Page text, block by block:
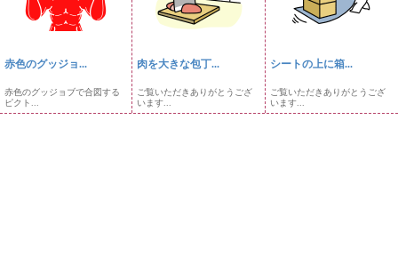
赤色のグッジョ...
赤色のグッジョブで合図する
ピクト...
肉を大きな包丁...
ご覧いただきありがとうござ
います...
シートの上に箱...
ご覧いただきありがとうござ
います...